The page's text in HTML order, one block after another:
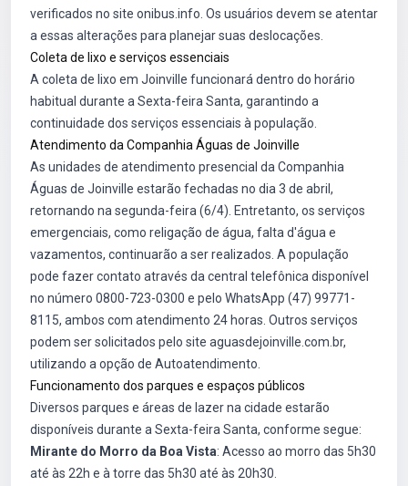
verificados no site onibus.info. Os usuários devem se atentar
a essas alterações para planejar suas deslocações.
Coleta de lixo e serviços essenciais
A coleta de lixo em Joinville funcionará dentro do horário
habitual durante a Sexta-feira Santa, garantindo a
continuidade dos serviços essenciais à população.
Atendimento da Companhia Águas de Joinville
As unidades de atendimento presencial da Companhia
Águas de Joinville estarão fechadas no dia 3 de abril,
retornando na segunda-feira (6/4). Entretanto, os serviços
emergenciais, como religação de água, falta d'água e
vazamentos, continuarão a ser realizados. A população
pode fazer contato através da central telefônica disponível
no número 0800-723-0300 e pelo WhatsApp (47) 99771-
8115, ambos com atendimento 24 horas. Outros serviços
podem ser solicitados pelo site aguasdejoinville.com.br,
utilizando a opção de Autoatendimento.
Funcionamento dos parques e espaços públicos
Diversos parques e áreas de lazer na cidade estarão
disponíveis durante a Sexta-feira Santa, conforme segue:
Mirante do Morro da Boa Vista: Acesso ao morro das 5h30
até às 22h e à torre das 5h30 até às 20h30.